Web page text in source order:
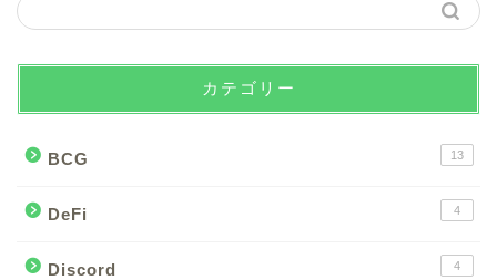
カテゴリー
BCG 13
DeFi 4
Discord 4